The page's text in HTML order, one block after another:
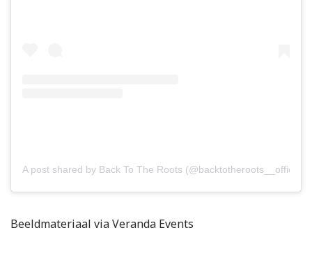
A post shared by Back To The Roots (@backtotheroots__official)
Beeldmateriaal via Veranda Events